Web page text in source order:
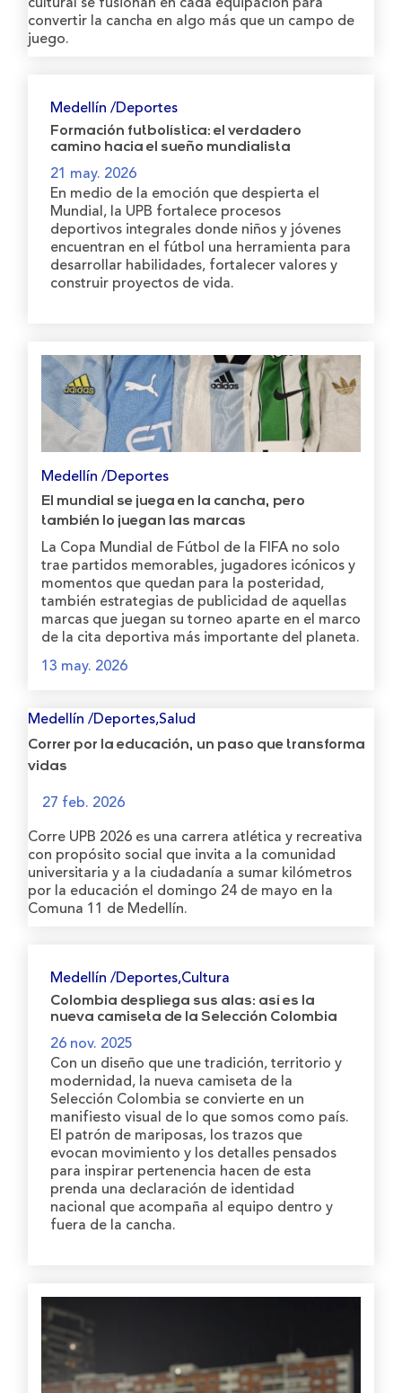
convertir la cancha en algo más que un campo de
juego.
Medellín /Deportes
Formación futbolística: el verdadero
camino hacia el sueño mundialista
21 may. 2026
En medio de la emoción que despierta el
Mundial, la UPB fortalece procesos
deportivos integrales donde niños y jóvenes
encuentran en el fútbol una herramienta para
desarrollar habilidades, fortalecer valores y
construir proyectos de vida.
Medellín /Deportes
El mundial se juega en la cancha, pero
también lo juegan las marcas
La Copa Mundial de Fútbol de la FIFA no solo
trae partidos memorables, jugadores icónicos y
momentos que quedan para la posteridad,
también estrategias de publicidad de aquellas
marcas que juegan su torneo aparte en el marco
de la cita deportiva más importante del planeta.
13 may. 2026
Medellín /Deportes,Salud
Correr por la educación, un paso que transforma
vidas
27 feb. 2026
Corre UPB 2026 es una carrera atlética y recreativa
con propósito social que invita a la comunidad
universitaria y a la ciudadanía a sumar kilómetros
por la educación el domingo 24 de mayo en la
Comuna 11 de Medellín.
Medellín /Deportes,Cultura
Colombia despliega sus alas: así es la
nueva camiseta de la Selección Colombia
26 nov. 2025
Con un diseño que une tradición, territorio y
modernidad, la nueva camiseta de la
Selección Colombia se convierte en un
manifiesto visual de lo que somos como país.
El patrón de mariposas, los trazos que
evocan movimiento y los detalles pensados
para inspirar pertenencia hacen de esta
prenda una declaración de identidad
nacional que acompaña al equipo dentro y
fuera de la cancha.